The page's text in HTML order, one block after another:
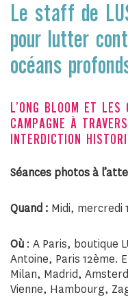
Le staff de
pour lutter
océans
L’ONG BLOOM ET LES
CAMPAGNE À
INTERDICTION
Séances photos à
Quand : Midi, mercredi
Où : A Paris, boutique
Antoine, Paris 12ème.
Milan, Madrid,
Vienne, Hambourg,